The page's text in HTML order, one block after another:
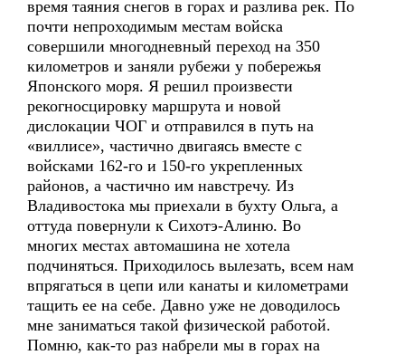
время таяния снегов в горах и разлива рек. По
почти непроходимым местам войска
совершили многодневный переход на 350
километров и заняли рубежи у побережья
Японского моря. Я решил произвести
рекогносцировку маршрута и новой
дислокации ЧОГ и отправился в путь на
«виллисе», частично двигаясь вместе с
войсками 162-го и 150-го укрепленных
районов, а частично им навстречу. Из
Владивостока мы приехали в бухту Ольга, а
оттуда повернули к Сихотэ-Алиню. Во
многих местах автомашина не хотела
подчиняться. Приходилось вылезать, всем нам
впрягаться в цепи или канаты и километрами
тащить ее на себе. Давно уже не доводилось
мне заниматься такой физической работой.
Помню, как-то раз набрели мы в горах на